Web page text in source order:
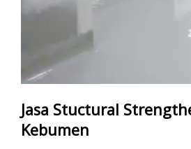
Jasa Stuctural
Kebumen